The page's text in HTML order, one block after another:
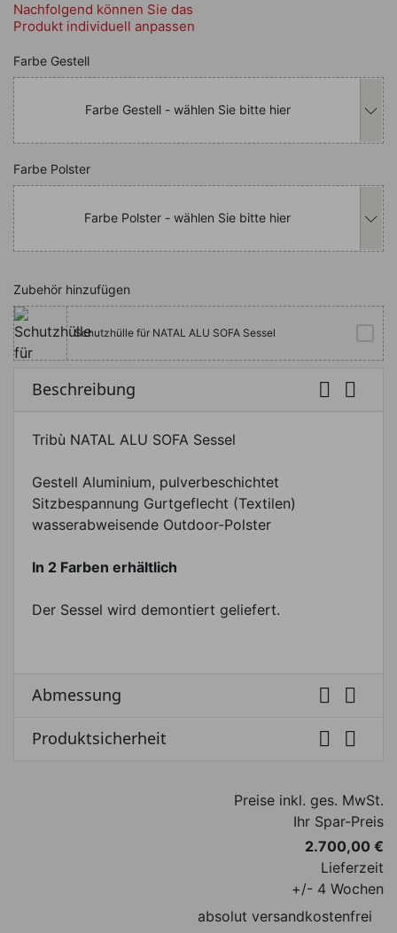
Nachfolgend können Sie das
Produkt individuell anpassen
Nachfolgend können Sie das
Farbe Gestell
Farbe Gestell - wählen Sie bitte hier
Nachfolgend können Sie das
Farbe Polster
Farbe Polster - wählen Sie bitte hier
Zubehör hinzufügen
Schutzhülle für NATAL ALU SOFA Sessel
Beschreibung  
Tribù NATAL ALU SOFA Sessel
Gestell Aluminium, pulverbeschichtet
Sitzbespannung Gurtgeflecht (Textilen)
wasserabweisende Outdoor-Polster
In 2 Farben erhältlich
Der Sessel wird demontiert geliefert.
Abmessung  
Produktsicherheit  
Preise inkl. ges. MwSt.
Ihr Spar-Preis
2.700,00 €
Lieferzeit
+/- 4 Wochen
absolut versandkostenfrei